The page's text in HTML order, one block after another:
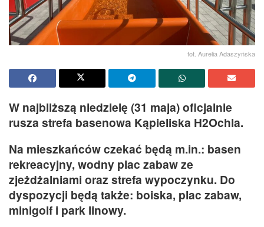
fot. Aurelia Adaszyńska
W najbliższą niedzielę (31 maja) oficjalnie
rusza strefa basenowa Kąpieliska H2Ochla.
Na mieszkańców czekać będą m.in.: basen
rekreacyjny, wodny plac zabaw ze
zjeżdżalniami oraz strefa wypoczynku. Do
dyspozycji będą także: boiska, plac zabaw,
minigolf i park linowy.